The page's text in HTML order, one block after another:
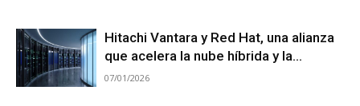
Hitachi Vantara y Red Hat, una alianza
que acelera la nube híbrida y la...
07/01/2026